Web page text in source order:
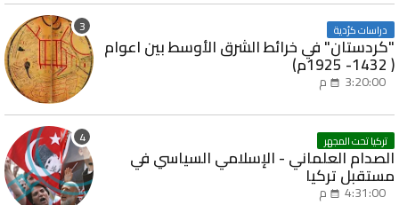
دراسات كرُدية
"كردستان" في خرائط الشرق الأوسط بين اعوام
( 1432- 1925م)
3:20:00 م
تركيا تحت المجهر
الصدام العلماني - الإسلامي السياسي في
مستقبل تركيا
4:31:00 م